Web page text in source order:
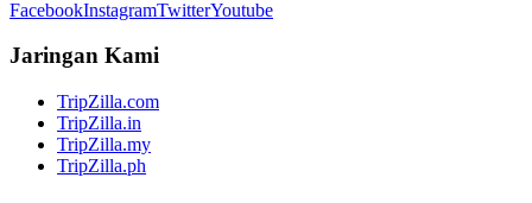
FacebookInstagramTwitterYoutube
Jaringan Kami
TripZilla.com
TripZilla.in
TripZilla.my
TripZilla.ph